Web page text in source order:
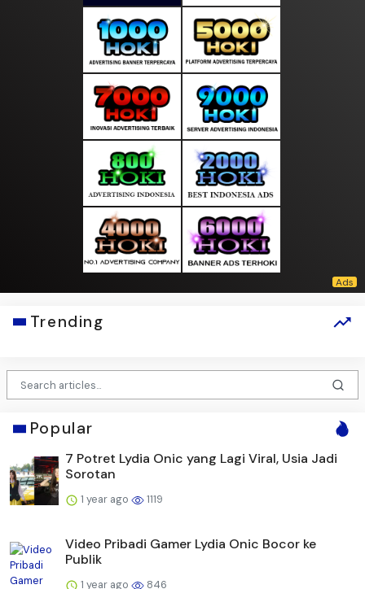
Trending
Popular
7 Potret Lydia Onic yang Lagi Viral, Usia Jadi
Sorotan
1 year ago 1119
Video Pribadi Gamer Lydia Onic Bocor ke
Publik
1 year ago 846